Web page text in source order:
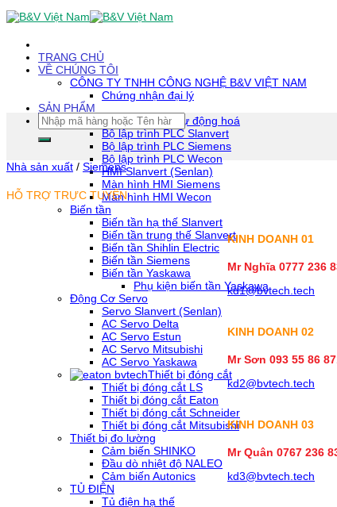
Skip
To
(tạm
dịch)
TRANG CHỦ
VỀ CHÚNG TÔI
CÔNG TY TNHH CÔNG NGHỆ B&V VIỆT NAM
Chứng nhận đại lý
SẢN PHẨM
Thiết bị tự động hoá
Bộ lập trình PLC Slanvert
Bộ lập trình PLC Siemens
Bộ lập trình PLC Wecon
HMI Slanvert (Senlan)
Màn hình HMI Siemens
Màn hình HMI Wecon
Biến tần
Biến tần hạ thế Slanvert
Biến tần trung thế Slanvert
Biến tần Shihlin Electric
Biến tần Siemens
Biến tần Yaskawa
Phụ kiện biến tần Yaskawa
Động Cơ Servo
Servo Slanvert (Senlan)
AC Servo Delta
AC Servo Estun
AC Servo Mitsubishi
AC Servo Yaskawa
Thiết bị đóng cắt
Thiết bị đóng cắt LS
Thiết bị đóng cắt Eaton
Thiết bị đóng cắt Schneider
Thiết bị đóng cắt Mitsubishi
Thiết bị đo lường
Cảm biến SHINKO
Đầu dò nhiệt độ NALEO
Cảm biến Autonics
TỦ ĐIỆN
Tủ điện hạ thế
Tìm
kiếm:
Nhà sản xuất / Siemens
HỖ TRỢ TRỰC TUYẾN
KINH DOANH 01
Mr Nghĩa 0777 236
kd1@bvtech.tech
KINH DOANH 02
Mr Sơn 093 55 86
kd2@bvtech.tech
KINH DOANH 03
Mr Quân 0767 236
kd3@bvtech.tech